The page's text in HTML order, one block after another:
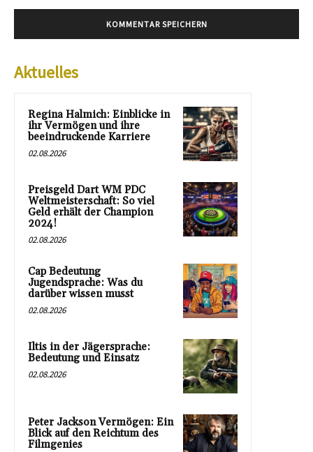
Aktuelles
Regina Halmich: Einblicke in
ihr Vermögen und ihre
beeindruckende Karriere
02.08.2026
Preisgeld Dart WM PDC
Weltmeisterschaft: So viel
Geld erhält der Champion
2024!
02.08.2026
Cap Bedeutung
Jugendsprache: Was du
darüber wissen musst
02.08.2026
Iltis in der Jägersprache:
Bedeutung und Einsatz
02.08.2026
Peter Jackson Vermögen: Ein
Blick auf den Reichtum des
Filmgenies